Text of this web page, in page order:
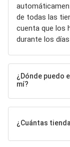
de todas las
cuenta que los
durante los
¿Dónde puedo
mí?
¿Cuántas